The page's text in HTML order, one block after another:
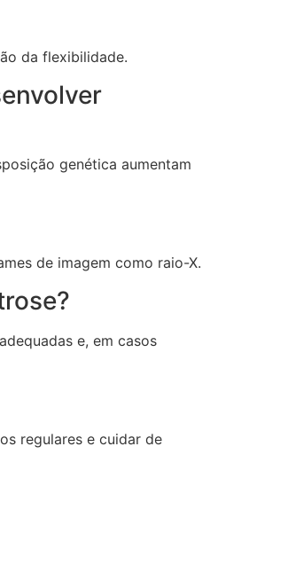
da flexibilidade.
genética aumentam
de imagem como raio-X.
e, em casos
regulares e cuidar de